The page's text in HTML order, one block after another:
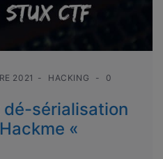
2021 HACKING
0
sérialisation
«